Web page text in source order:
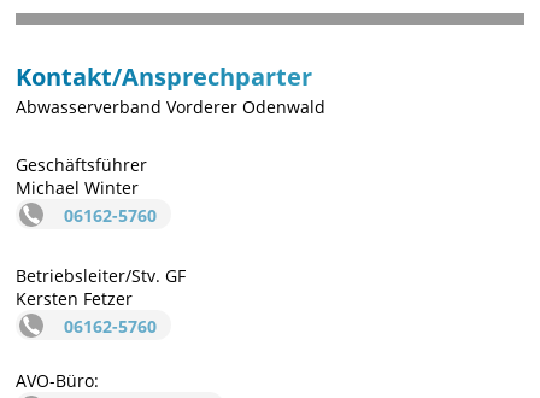
Kontakt/Ansprechparter
Abwasserverband Vorderer Odenwald
Geschäftsführer
Michael Winter
06162-5760
Betriebsleiter/Stv. GF
Kersten Fetzer
06162-5760
AVO-Büro: